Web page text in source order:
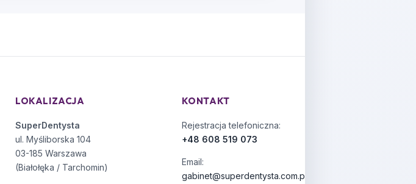
LOKALIZACJA
SuperDentysta
ul. Myśliborska 104
03-185 Warszawa
(Białołęka / Tarchomin)
KONTAKT
Rejestracja telefoniczna:
+48 608 519 073
Email:
gabinet@superdentysta.com.pl